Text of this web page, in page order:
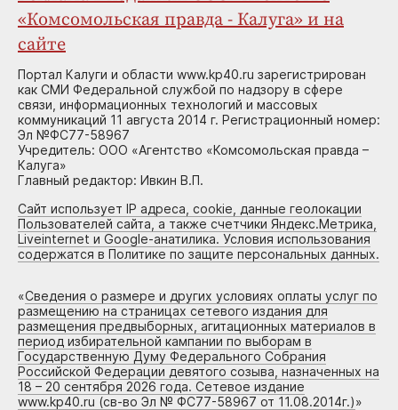
«Комсомольская правда - Калуга» и на
сайте
Портал Калуги и области www.kp40.ru зарегистрирован
как СМИ Федеральной службой по надзору в сфере
связи, информационных технологий и массовых
коммуникаций 11 августа 2014 г. Регистрационный номер:
Эл №ФС77-58967
Учредитель: ООО «Агентство «Комсомольская правда –
Калуга»
Главный редактор: Ивкин В.П.
Сайт использует IP адреса, cookie, данные геолокации
Пользователей сайта, а также счетчики Яндекс.Метрика,
Liveinternet и Google-анатилика. Условия использования
содержатся в Политике по защите персональных данных.
«Сведения о размере и других условиях оплаты услуг по
размещению на страницах сетевого издания для
размещения предвыборных, агитационных материалов в
период избирательной кампании по выборам в
Государственную Думу Федерального Собрания
Российской Федерации девятого созыва, назначенных на
18 – 20 сентября 2026 года. Сетевое издание
www.kp40.ru (св-во Эл № ФС77-58967 от 11.08.2014г.)»